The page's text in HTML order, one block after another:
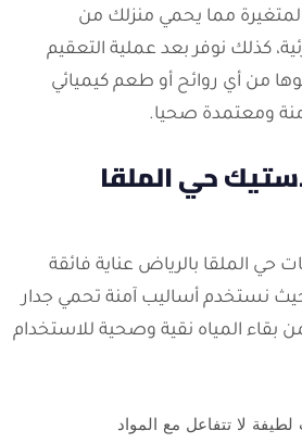
المتغيرة مما يحمي منزلك من
كذلك نوفر بعد عملية التعقيم
من أي روائح أو طعم كيميائي
ومعتمدة صحيا.
حي الملقا
حي الملقا بالرياض عناية فائقة
حيث نستخدم أساليب آمنة تحمي جدار
بقاء المياه نقية وصحية للاستخدام
لا تتفاعل مع المواد